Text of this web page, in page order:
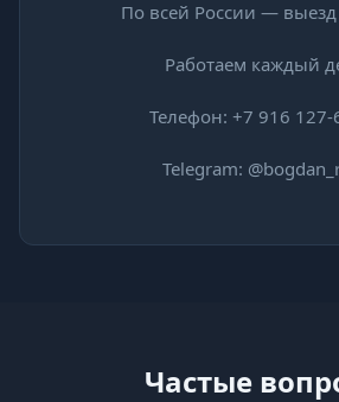
По всей России — выезд
Работаем каждый
Телефон: +7 916 127-
Telegram:
Частые